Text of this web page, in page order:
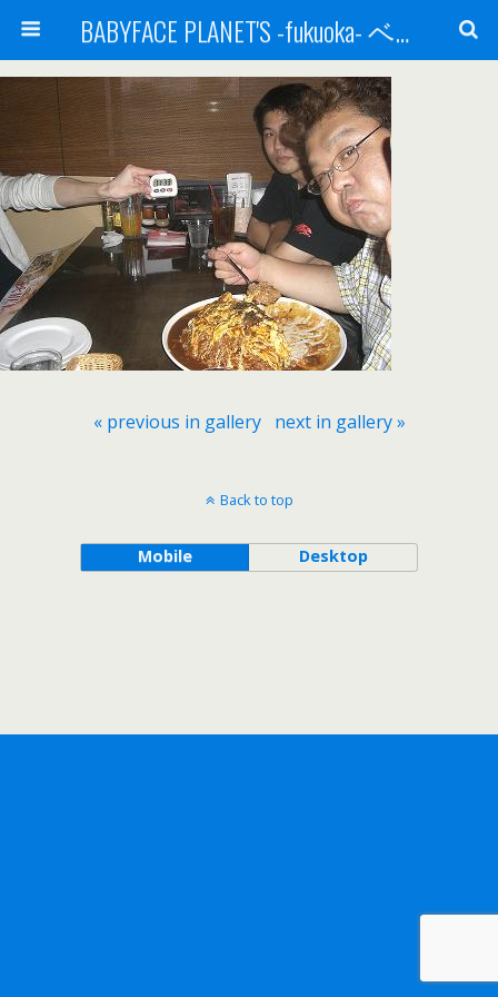
BABYFACE PLANET'S -fukuoka- ベビーフェイスプラネッツ 福岡(ベビフェ福岡)
« previous in gallery next in gallery »
Back to top
Mobile Desktop